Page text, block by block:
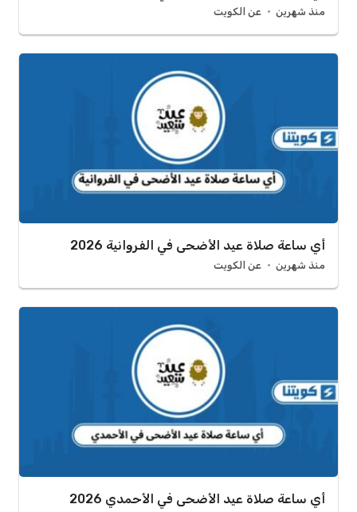
منذ شهرين عن الكويت
أي ساعة صلاة عيد الأضحى في الفروانية 2026
منذ شهرين عن الكويت
أي ساعة صلاة عيد الأضحى في الأحمدي 2026